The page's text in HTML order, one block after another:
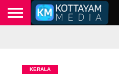
KERALA